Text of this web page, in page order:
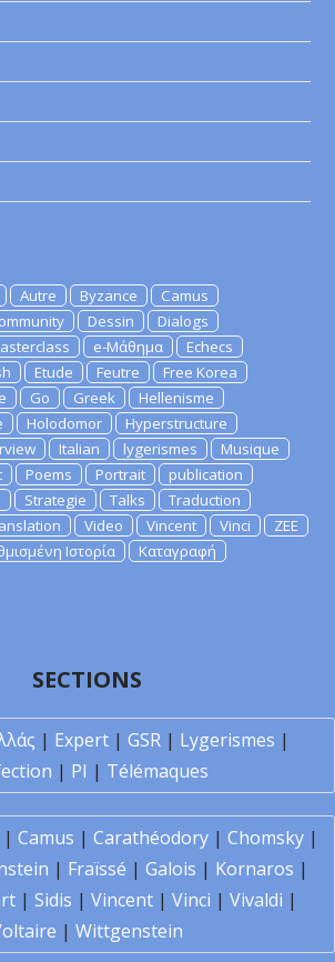
Autre Byzance
Camus
Dessin
Dialogs
e-Μάθημα
Echecs
Etude Feutre
Free Korea
Go Greek
Hellenisme
Holodomor
Hyperstructure
Italian lygerismes
Musique
Poems Portrait
publication
Strategie Talks
Traduction
Video Vincent Vinci
ZEE
Ιστορία Καταγραφή
SECTIONS
| Expert| GSR| Lygerismes |
| PI | Télémaques
| Camus | Carathéodory| Chomsky|
| Fraïssé | Galois | Kornaros |
| Sidis | Vincent | Vinci | Vivaldi |
| Wittgenstein